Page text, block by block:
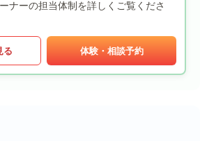
ナーの担当体制を詳しくご覧くださ
る 体験・相談予約